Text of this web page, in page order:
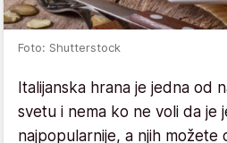
Foto: Shutterstock
Italijanska hrana je jedna od
svetu i nema ko ne voli da je
najpopularnije, a njih možete